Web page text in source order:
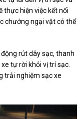
thực hiện việc kết nối
chướng ngại vật có thể
rút dây sạc, thanh
tự rời khỏi vị trí sạc.
trải nghiệm sạc xe